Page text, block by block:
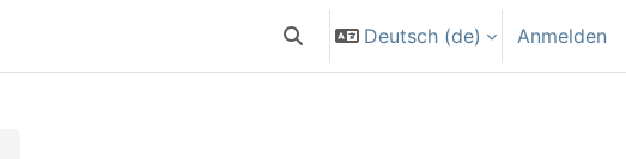
Sucheingabe umschalten
Deutsch ‎(de)‎ Anmelden